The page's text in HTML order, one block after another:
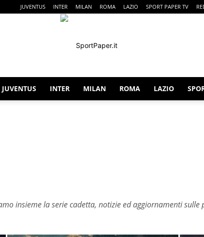
JUVENTUS INTER MILAN ROMA LAZIO SPORT PAPER TV
JUVENTUS INTER MILAN ROMA LAZIO
insieme la serie cadetta, notizie ed aggiornamenti sulle